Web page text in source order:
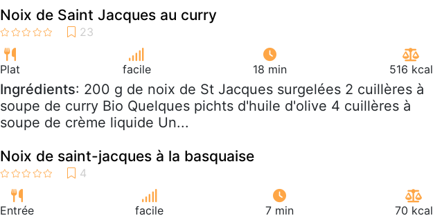
Noix de Saint Jacques au curry
Plat facile 18 min 516 kcal
Ingrédients: 200 g de noix de St Jacques surgelées 2 cuillères à
soupe de curry Bio Quelques pichts d'huile d'olive 4 cuillères à
soupe de crème liquide Un...
Noix de saint-jacques à la basquaise
Entrée facile 7 min 70 kcal